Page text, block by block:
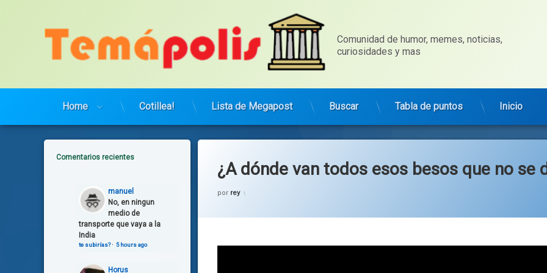
Comunidad de humor, memes, noticias,
curiosidades y mas
Home Cotillea! Lista de Megapost Buscar Tabla de puntos Inicio
¿A dónde van todos esos besos que no se
por rey
Comentarios recientes
manuel
No, en ningun
medio de
transporte que vaya a la
India
te subirías?· 5 hours ago
Horus